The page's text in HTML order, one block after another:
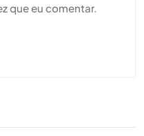
que eu comentar.